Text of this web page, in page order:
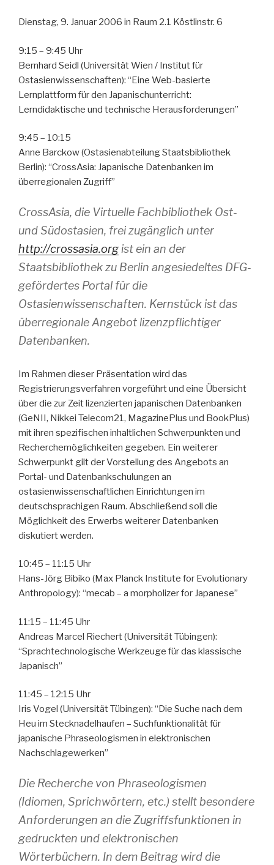
Dienstag, 9. Januar 2006 in Raum 2.1 Köstlinstr. 6
9:15 – 9:45 Uhr
Bernhard Seidl (Universität Wien / Institut für
Ostasienwissenschaften): “Eine Web-basierte
Lernplattform für den Japanischunterricht:
Lerndidaktische und technische Herausforderungen”
9:45 – 10:15
Anne Barckow (Ostasienabteilung Staatsbibliothek
Berlin): “CrossAsia: Japanische Datenbanken im
überregionalen Zugriff”
CrossAsia, die Virtuelle Fachbibliothek Ost-
und Südostasien, frei zugänglich unter
http://crossasia.org ist ein an der
Staatsbibliothek zu Berlin angesiedeltes DFG-
gefördertes Portal für die
Ostasienwissenschaften. Kernstück ist das
überregionale Angebot lizenzpflichtiger
Datenbanken.
Im Rahmen dieser Präsentation wird das
Registrierungsverfahren vorgeführt und eine Übersicht
über die zur Zeit lizenzierten japanischen Datenbanken
(GeNII, Nikkei Telecom21, MagazinePlus und BookPlus)
mit ihren spezifischen inhaltlichen Schwerpunkten und
Recherchemöglichkeiten gegeben. Ein weiterer
Schwerpunkt gilt der Vorstellung des Angebots an
Portal- und Datenbankschulungen an
ostasienwissenschaftlichen Einrichtungen im
deutschsprachigen Raum. Abschließend soll die
Möglichkeit des Erwerbs weiterer Datenbanken
diskutiert werden.
10:45 – 11:15 Uhr
Hans-Jörg Bibiko (Max Planck Institute for Evolutionary
Anthropology): “mecab – a morpholizer for Japanese”
11:15 – 11:45 Uhr
Andreas Marcel Riechert (Universität Tübingen):
“Sprachtechnologische Werkzeuge für das klassische
Japanisch”
11:45 – 12:15 Uhr
Iris Vogel (Universität Tübingen): “Die Suche nach dem
Heu im Stecknadelhaufen – Suchfunktionalität für
japanische Phraseologismen in elektronischen
Nachschlagewerken”
Die Recherche von Phraseologismen
(Idiomen, Sprichwörtern, etc.) stellt besondere
Anforderungen an die Zugriffsfunktionen in
gedruckten und elektronischen
Wörterbüchern. In dem Beitrag wird die